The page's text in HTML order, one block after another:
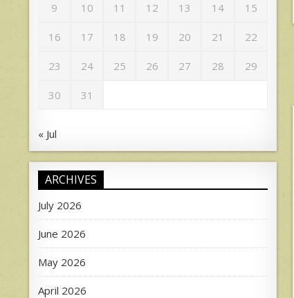
9 10 11 12 13 14 15
16 17 18 19 20 21 22
23 24 25 26 27 28 29
30 31
« Jul
ARCHIVES
July 2026
June 2026
May 2026
April 2026